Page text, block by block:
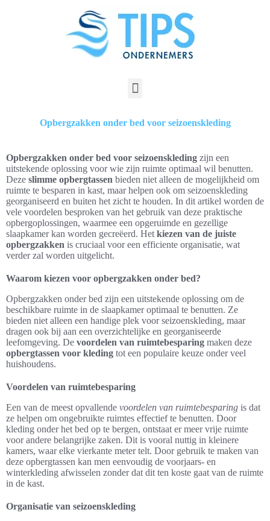
Opbergzakken onder bed voor seizoenskleding
Opbergzakken onder bed voor seizoenskleding zijn een
uitstekende oplossing voor wie zijn ruimte optimaal wil benutten.
Deze slimme opbergtassen bieden niet alleen de mogelijkheid om
ruimte te besparen in kast, maar helpen ook om seizoenskleding
georganiseerd en buiten het zicht te houden. In dit artikel worden de
vele voordelen besproken van het gebruik van deze praktische
opbergoplossingen, waarmee een opgeruimde en gezellige
slaapkamer kan worden gecreëerd. Het kiezen van de juiste
opbergzakken is cruciaal voor een efficiente organisatie, wat
verder zal worden uitgelicht.
Waarom kiezen voor opbergzakken onder bed?
Opbergzakken onder bed zijn een uitstekende oplossing om de
beschikbare ruimte in de slaapkamer optimaal te benutten. Ze
bieden niet alleen een handige plek voor seizoenskleding, maar
dragen ook bij aan een overzichtelijke en georganiseerde
leefomgeving. De voordelen van ruimtebesparing maken deze
opbergtassen voor kleding tot een populaire keuze onder veel
huishoudens.
Voordelen van ruimtebesparing
Een van de meest opvallende voordelen van ruimtebesparing is dat
ze helpen om ongebruikte ruimtes effectief te benutten. Door
kleding onder het bed op te bergen, ontstaat er meer vrije ruimte
voor andere belangrijke zaken. Dit is vooral nuttig in kleinere
kamers, waar elke vierkante meter telt. Door gebruik te maken van
deze opbergtassen kan men eenvoudig de voorjaars- en
winterkleding afwisselen zonder dat dit ten koste gaat van de ruimte
in de kast.
Organisatie van seizoenskleding